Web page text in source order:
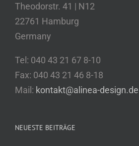
Theodorstr. 41 | N12
22761 Hamburg
Germany
Tel: 040 43 21 67 8-10
Fax: 040 43 21 46 8-18
Mail: kontakt@alinea-design.de
NEUESTE BEITRÄGE